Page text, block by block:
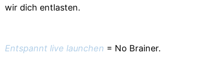
wir dich entlasten.
Entspannt live launchen = No Brainer.